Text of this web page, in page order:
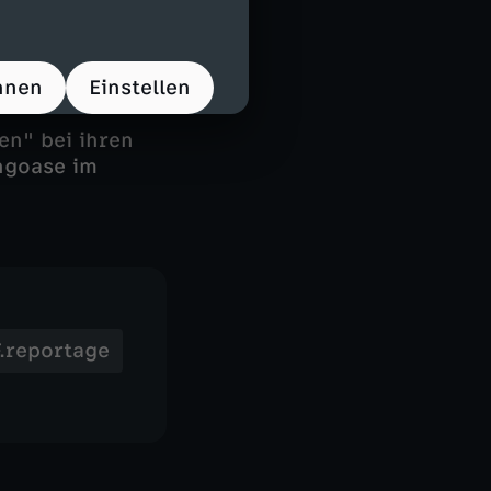
Einstellen
Hunde-Bar
Regeln, die
die Tiere
bei ihren
im